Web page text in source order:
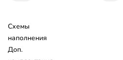
Схемы
наполнения
Доп.